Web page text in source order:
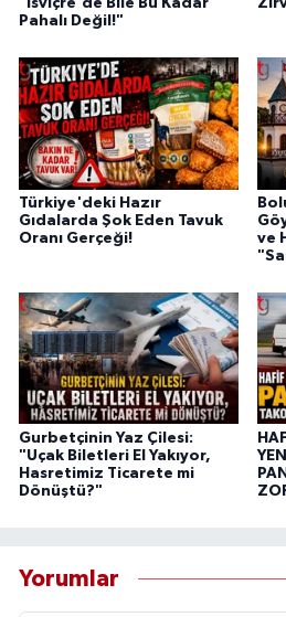
"İsviçre'de Bile Bu Kadar
Pahalı Değil!"
Türkiye'deki Hazır
Gıdalarda Şok Eden Tavuk
Oranı Gerçeği!
ve
Gurbetçinin Yaz Çilesi:
"Uçak Biletleri El Yakıyor,
Hasretimiz Ticarete mi
Dönüştü?"
Yorumlar